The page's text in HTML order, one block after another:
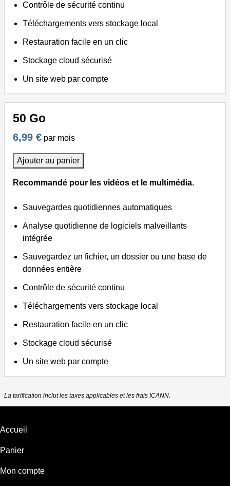
Contrôle de sécurité continu
Téléchargements vers stockage local
Restauration facile en un clic
Stockage cloud sécurisé
Un site web par compte
50 Go
6,99 € par mois
Ajouter au panier
Recommandé pour les vidéos et le multimédia.
Sauvegardes quotidiennes automatiques
Analyse quotidienne de logiciels malveillants
intégrée
Sauvegardez un fichier, un dossier ou une base de
données entière
Contrôle de sécurité continu
Téléchargements vers stockage local
Restauration facile en un clic
Stockage cloud sécurisé
Un site web par compte
La tarification inclut les taxes applicables et les frais ICANN.
Accueil
Panier
Mon compte